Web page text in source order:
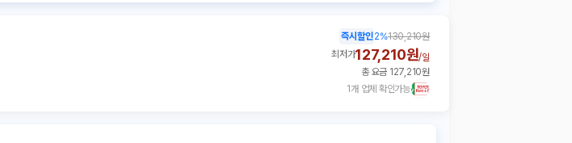
1개 업체 확인가능
즉시할인2%130,210원
최저가127,210원/일
총 요금 127,210원